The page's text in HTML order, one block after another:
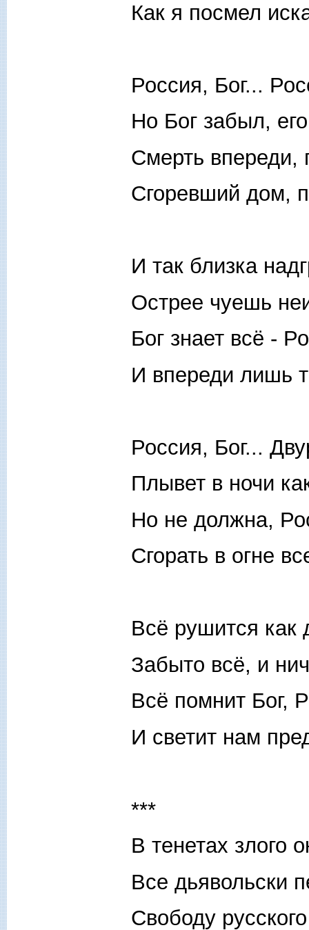
Как я посмел
Россия, Бог...
Но Бог забыл,
Смерть впереди,
Сгоревший дом,
И так близка
Острее чуешь
Бог знает всё -
И впереди лишь
Россия, Бог...
Плывет в ночи
Но не должна,
Сгорать в огне
Всё рушится как
Забыто всё, и
Всё помнит Бог,
И светит нам
***
В тенетах злого
Все дьявольски
Свободу